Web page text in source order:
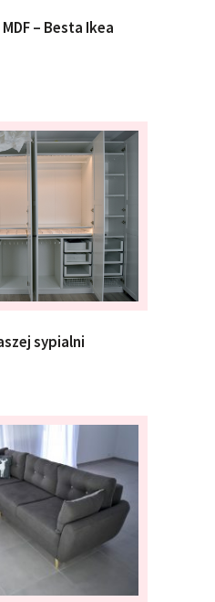
– Besta Ikea
sypialni